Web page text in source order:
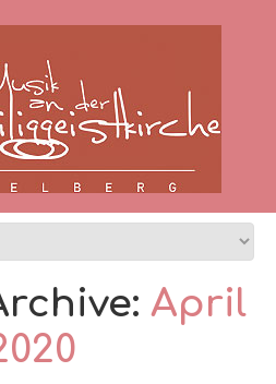
April